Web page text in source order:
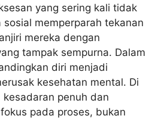
yang sering kali tidak
memperparah tekanan
mereka dengan
tampak sempurna. Dalam
diri menjadi
kesehatan mental. Di
penuh dan
pada proses, bukan